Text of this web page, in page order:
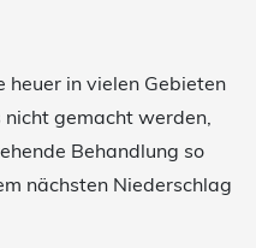
in vielen Gebieten
gemacht werden,
Behandlung so
nächsten Niederschlag